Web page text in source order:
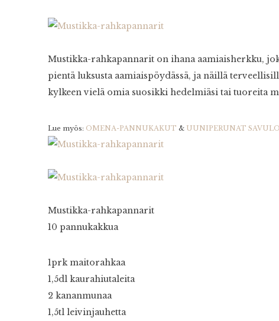
Mustikka-rahkapannarit on ihana aamiaisherkku,
pientä luksusta aamiaispöydässä, ja näillä
kylkeen vielä omia suosikki hedelmiäsi tai tuoreita
Lue myös: OMENA-PANNUKAKUT & UUNIPERUNAT
Mustikka-rahkapannarit
10 pannukakkua
1prk maitorahkaa
1,5dl kaurahiutaleita
2 kananmunaa
1,5tl leivinjauhetta